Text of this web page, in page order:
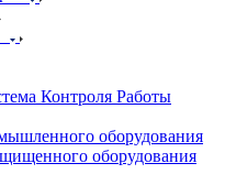
Контроля Работы
оборудования
оборудования